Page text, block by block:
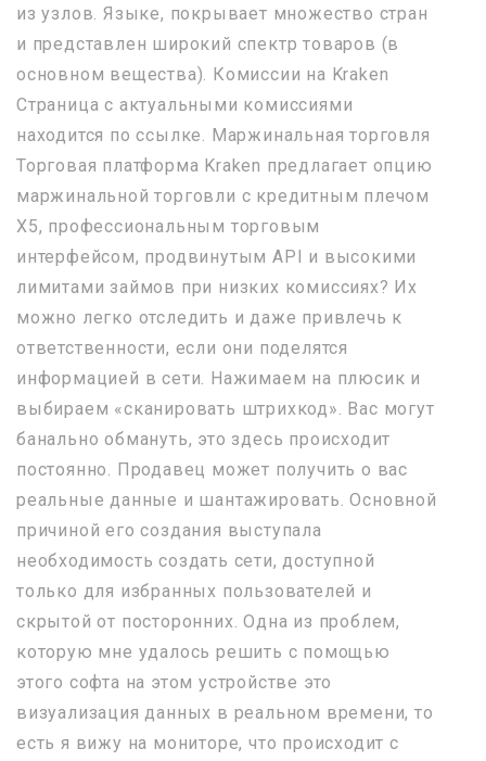
из узлов. Языке, покрывает множество стран
и представлен широкий спектр товаров (в
основном вещества). Комиссии на Kraken
Страница с актуальными комиссиями
находится по ссылке. Маржинальная торговля
Торговая платформа Kraken предлагает опцию
маржинальной торговли с кредитным плечом
Х5, профессиональным торговым
интерфейсом, продвинутым API и высокими
лимитами займов при низких комиссиях? Их
можно легко отследить и даже привлечь к
ответственности, если они поделятся
информацией в сети. Нажимаем на плюсик и
выбираем «сканировать штрихкод». Вас могут
банально обмануть, это здесь происходит
постоянно. Продавец может получить о вас
реальные данные и шантажировать. Основной
причиной его создания выступала
необходимость создать сети, доступной
только для избранных пользователей и
скрытой от посторонних. Одна из проблем,
которую мне удалось решить с помощью
этого софта на этом устройстве это
визуализация данных в реальном времени, то
есть я вижу на мониторе, что происходит с